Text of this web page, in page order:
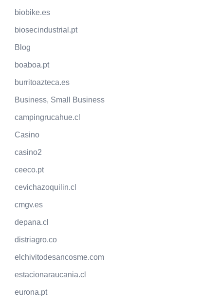
biobike.es
biosecindustrial.pt
Blog
boaboa.pt
burritoazteca.es
Business, Small Business
campingrucahue.cl
Casino
casino2
ceeco.pt
cevichazoquilin.cl
cmgv.es
depana.cl
distriagro.co
elchivitodesancosme.com
estacionaraucania.cl
eurona.pt